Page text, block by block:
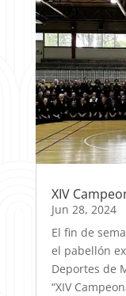
XIV
Jun 28, 2024
El fin de
el pabellón
Deportes de
“XIV